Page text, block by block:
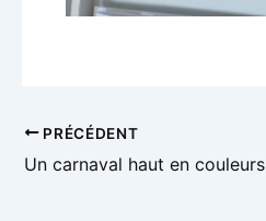
Navigation
des
PRÉCÉDENT
Un carnaval haut en couleurs